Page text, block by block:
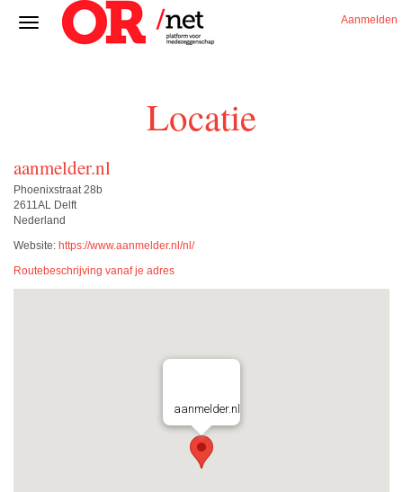
Aanmelden
Locatie
aanmelder.nl
Phoenixstraat 28b
2611AL Delft
Nederland
Website: https://www.aanmelder.nl/nl/
Routebeschrijving vanaf je adres
aanmelder.nl